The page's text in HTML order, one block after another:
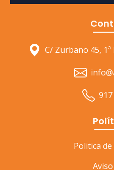
C/ Zurbano 45,
Politica